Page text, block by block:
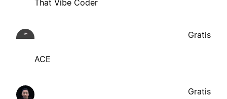
That Vibe Coder
ACE
Gratis
Gratis